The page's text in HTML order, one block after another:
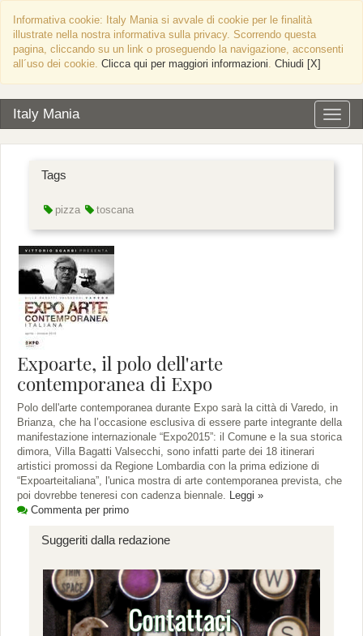
Informativa cookie: Italy Mania si avvale di cookie per le finalità
illustrate nella nostra informativa sulla privacy. Scorrendo questa
pagina, cliccando su un link o proseguendo la navigazione, acconsenti
all´uso dei cookie. Clicca qui per maggiori informazioni. Chiudi [X]
Italy Mania
Tags
pizza toscana
Expoarte, il polo dell'arte
contemporanea di Expo
Polo dell'arte contemporanea durante Expo sarà la città di Varedo, in
Brianza, che ha l’occasione esclusiva di essere parte integrante della
manifestazione internazionale “Expo2015”: il Comune e la sua storica
dimora, Villa Bagatti Valsecchi, sono infatti parte dei 18 itinerari
artistici promossi da Regione Lombardia con la prima edizione di
“Expoarteitaliana”, l'unica mostra di arte contemporanea prevista, che
poi dovrebbe teneresi con cadenza biennale. Leggi »
Commenta per primo
Suggeriti dalla redazione